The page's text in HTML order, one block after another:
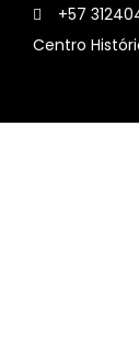
+57
Centro